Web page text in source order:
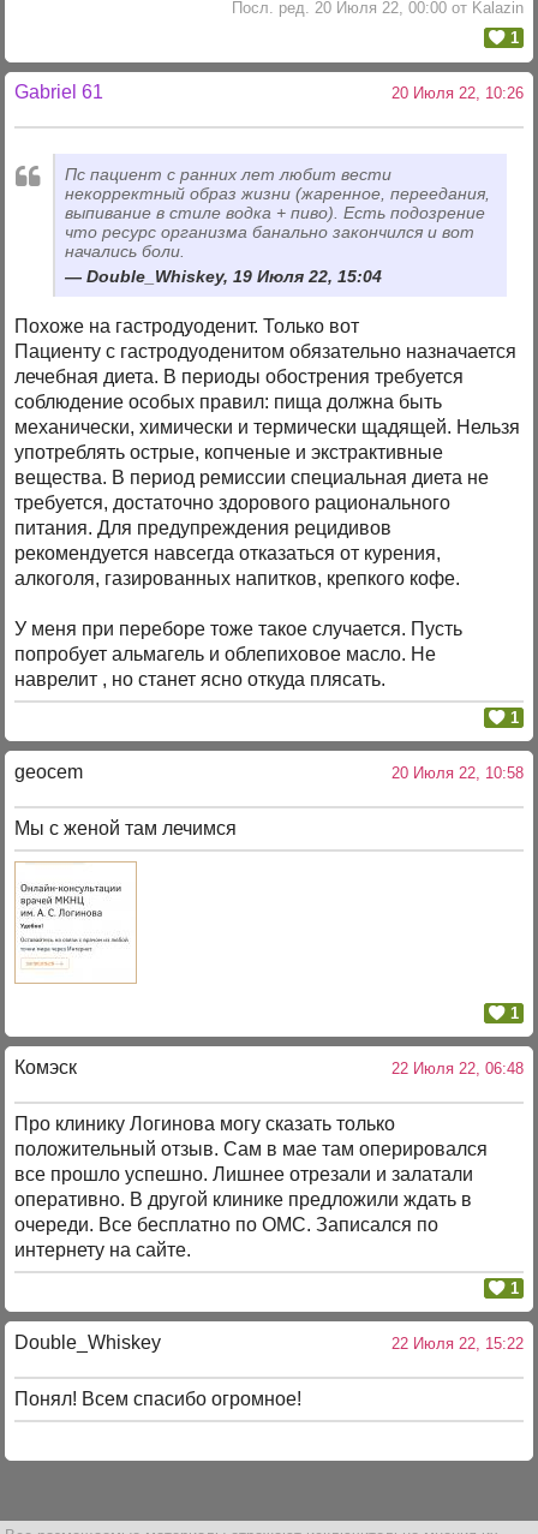
Посл. ред. 20 Июля 22, 00:00 от Kalazin
1
Gabriel 61 20 Июля 22, 10:26
Пс пациент с ранних лет любит вести
некорректный образ жизни (жаренное, переедания,
выпивание в стиле водка + пиво). Есть подозрение
что ресурс организма банально закончился и вот
начались боли.
Double_Whiskey, 19 Июля 22, 15:04
Похоже на гастродуоденит. Только вот
Пациенту с гастродуоденитом обязательно назначается
лечебная диета. В периоды обострения требуется
соблюдение особых правил: пища должна быть
механически, химически и термически щадящей. Нельзя
употреблять острые, копченые и экстрактивные
вещества. В период ремиссии специальная диета не
требуется, достаточно здорового рационального
питания. Для предупреждения рецидивов
рекомендуется навсегда отказаться от курения,
алкоголя, газированных напитков, крепкого кофе.
У меня при переборе тоже такое случается. Пусть
попробует альмагель и облепиховое масло. Не
наврелит , но станет ясно откуда плясать.
1
geocem 20 Июля 22, 10:58
Мы с женой там лечимся
1
Комэск 22 Июля 22, 06:48
Про клинику Логинова могу сказать только
положительный отзыв. Сам в мае там оперировался
все прошло успешно. Лишнее отрезали и залатали
оперативно. В другой клинике предложили ждать в
очереди. Все бесплатно по ОМС. Записался по
интернету на сайте.
1
Double_Whiskey 22 Июля 22, 15:22
Понял! Всем спасибо огромное!